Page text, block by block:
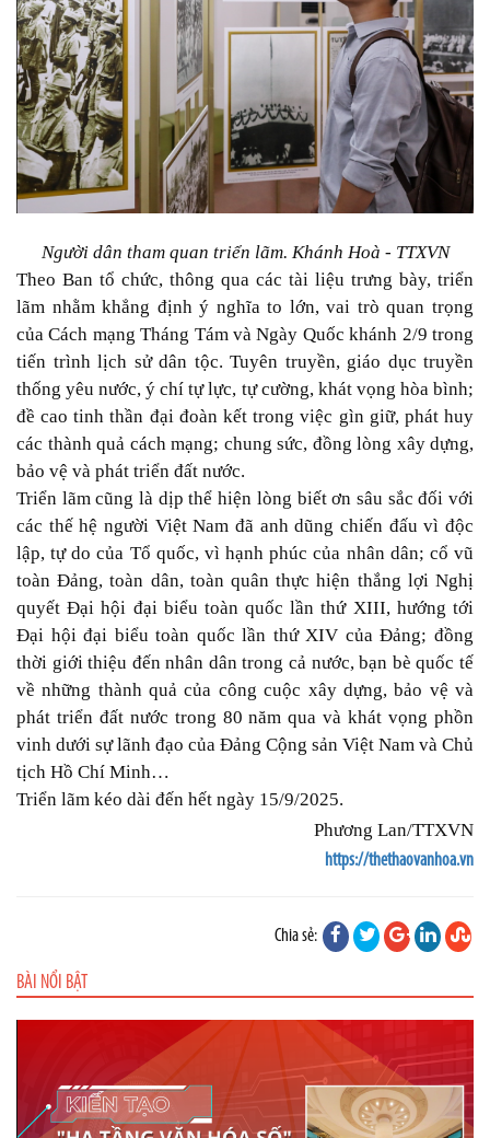
Người dân tham quan triển lãm. Khánh Hoà - TTXVN
Theo Ban tổ chức, thông qua các tài liệu trưng bày, triển
lãm nhằm khẳng định ý nghĩa to lớn, vai trò quan trọng
của Cách mạng Tháng Tám và Ngày Quốc khánh 2/9 trong
tiến trình lịch sử dân tộc. Tuyên truyền, giáo dục truyền
thống yêu nước, ý chí tự lực, tự cường, khát vọng hòa bình;
đề cao tinh thần đại đoàn kết trong việc gìn giữ, phát huy
các thành quả cách mạng; chung sức, đồng lòng xây dựng,
bảo vệ và phát triển đất nước.
Triển lãm cũng là dịp thể hiện lòng biết ơn sâu sắc đối với
các thế hệ người Việt Nam đã anh dũng chiến đấu vì độc
lập, tự do của Tổ quốc, vì hạnh phúc của nhân dân; cổ vũ
toàn Đảng, toàn dân, toàn quân thực hiện thắng lợi Nghị
quyết Đại hội đại biểu toàn quốc lần thứ XIII, hướng tới
Đại hội đại biểu toàn quốc lần thứ XIV của Đảng; đồng
thời giới thiệu đến nhân dân trong cả nước, bạn bè quốc tế
về những thành quả của công cuộc xây dựng, bảo vệ và
phát triển đất nước trong 80 năm qua và khát vọng phồn
vinh dưới sự lãnh đạo của Đảng Cộng sản Việt Nam và Chủ
tịch Hồ Chí Minh…
Triển lãm kéo dài đến hết ngày 15/9/2025.
Phương Lan/TTXVN
https://thethaovanhoa.vn
Chia sẻ:
BÀI NỔI BẬT